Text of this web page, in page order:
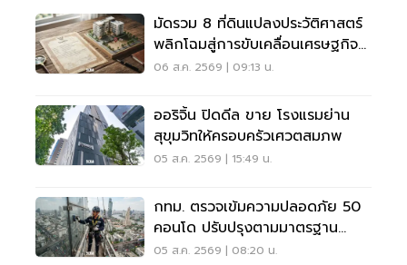
มัดรวม 8 ที่ดินแปลงประวัติศาสตร์
พลิกโฉมสู่การขับเคลื่อนเศรษฐกิจ
เมือง
06 ส.ค. 2569 | 09:13 น.
ออริจิ้น ปิดดีล ขาย โรงแรมย่าน
สุขุมวิทให้ครอบครัวเศวตสมภพ
05 ส.ค. 2569 | 15:49 น.
กทม. ตรวจเข้มความปลอดภัย 50
คอนโด ปรับปรุงตามมาตรฐาน
เคร่งครัด
05 ส.ค. 2569 | 08:20 น.